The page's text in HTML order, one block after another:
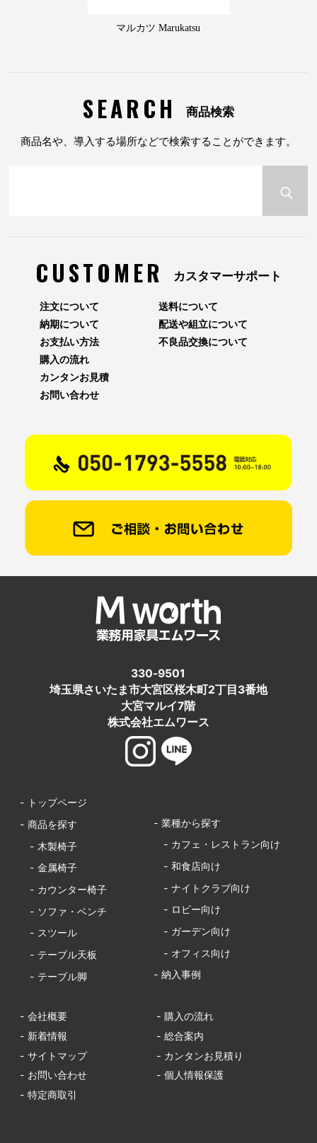
マルカツ Marukatsu
SEARCH 商品検索
商品名や、導入する場所などで検索することができます。
CUSTOMER カスタマーサポート
注文について
納期について
お支払い方法
送料について
配送や組立について
不良品交換について
購入の流れ
カンタンお見積
お問い合わせ
330-9501
埼玉県さいたま市大宮区桜木町2丁目3番地
大宮マルイ7階
株式会社エムワース
- トップページ
- 商品を探す
- 木製椅子
- 金属椅子
- カウンター椅子
- ソファ・ベンチ
- スツール
- テーブル天板
- テーブル脚
- 業種から探す
- カフェ・レストラン向け
- 和食店向け
- ナイトクラブ向け
- ロビー向け
- ガーデン向け
- オフィス向け
- 納入事例
- 会社概要
- 購入の流れ
- 新着情報
- 総合案内
- サイトマップ
- カンタンお見積り
- お問い合わせ
- 個人情報保護
- 特定商取引